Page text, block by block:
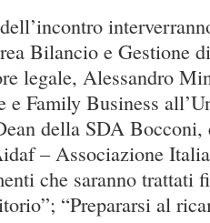
Bilancio e Gestione
legale, Alessandro
e Family Business
della SDA Bocconi,
– Associazione
che saranno trattati
“Prepararsi al